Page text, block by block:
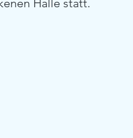
Halle statt.